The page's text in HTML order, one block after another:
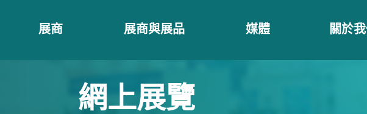
展商 展商與展品 媒體 關於
網上展覽